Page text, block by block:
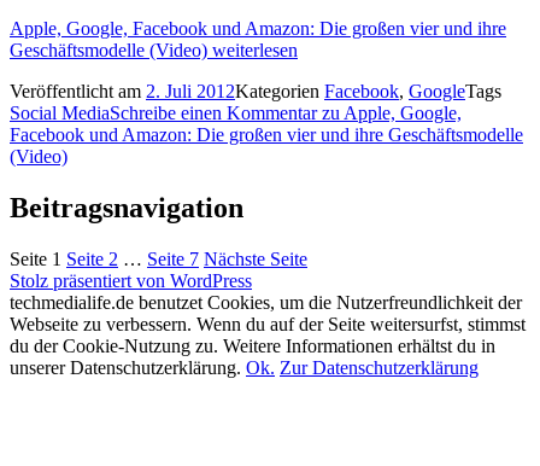
Apple, Google, Facebook und Amazon: Die großen vier und ihre
Geschäftsmodelle (Video) weiterlesen
Veröffentlicht am 2. Juli 2012Kategorien Facebook, GoogleTags
Social MediaSchreibe einen Kommentarzu Apple, Google,
Facebook und Amazon: Die großen vier und ihre Geschäftsmodelle
(Video)
Beitragsnavigation
Seite 1 Seite 2 … Seite 7 Nächste Seite
Stolz präsentiert von WordPress
techmedialife.de benutzet Cookies, um die Nutzerfreundlichkeit der
Webseite zu verbessern. Wenn du auf der Seite weitersurfst, stimmst
du der Cookie-Nutzung zu. Weitere Informationen erhältst du in
unserer Datenschutzerklärung. Ok. Zur Datenschutzerklärung